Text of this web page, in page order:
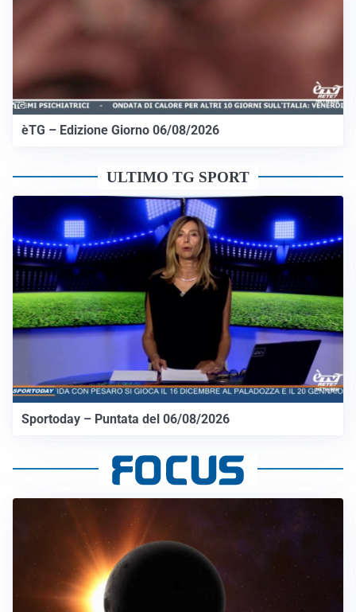
èTG – Edizione Giorno 06/08/2026
ULTIMO TG SPORT
Sportoday – Puntata del 06/08/2026